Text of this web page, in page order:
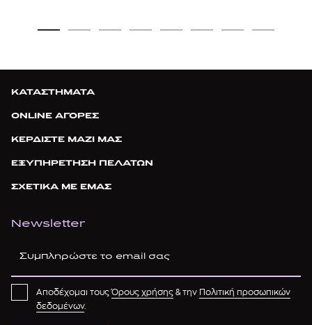
ΚΑΤΑΣΤΗΜΑΤΑ
ONLINE ΑΓΟΡΕΣ
ΚΕΡΔΙΣΤΕ ΜΑΖΙ ΜΑΣ
ΕΞΥΠΗΡΕΤΗΣΗ ΠΕΛΑΤΩΝ
ΣΧΕΤΙΚΑ ΜΕ ΕΜΑΣ
Newsletter
Αποδέχομαι τουςΌρους χρήσης & την Πολιτική προσωπικών
δεδομένων.